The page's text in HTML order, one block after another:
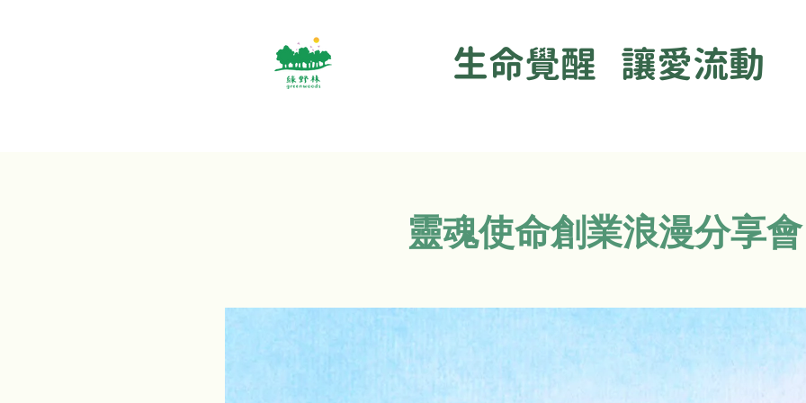
生命覺醒 讓愛流動
靈魂使命創業浪漫分享會